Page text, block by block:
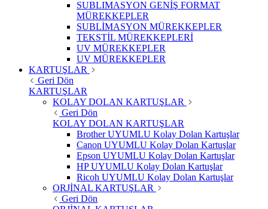
SUBLIMASYON GENİŞ FORMAT
MÜREKKEPLER
SUBLİMASYON MÜREKKEPLER
TEKSTİL MÜREKKEPLERİ
UV MÜREKKEPLER
UV MÜREKKEPLER
KARTUŞLAR
Geri Dön
KARTUŞLAR
KOLAY DOLAN KARTUŞLAR
Geri Dön
KOLAY DOLAN KARTUŞLAR
Brother UYUMLU Kolay Dolan Kartuşlar
Canon UYUMLU Kolay Dolan Kartuşlar
Epson UYUMLU Kolay Dolan Kartuşlar
HP UYUMLU Kolay Dolan Kartuşlar
Ricoh UYUMLU Kolay Dolan Kartuşlar
ORJİNAL KARTUŞLAR
Geri Dön